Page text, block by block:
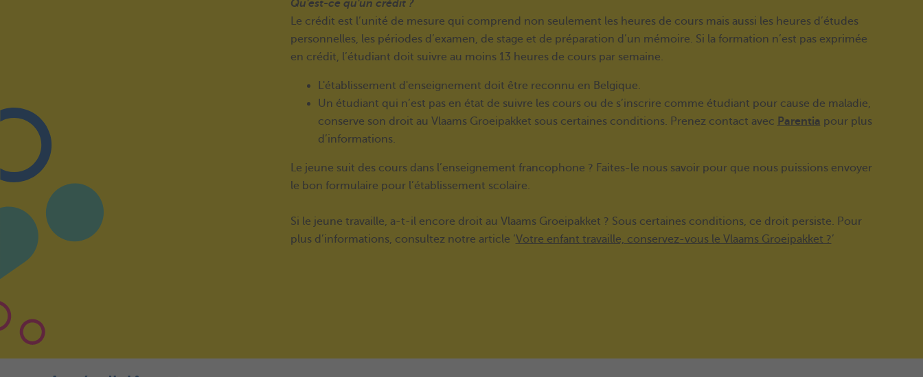
Qu'est-ce qu'un crédit ?
Le crédit est l’unité de mesure qui comprend non seulement les heures de cours mais aussi les heures d’études
personnelles, les périodes d’examen, de stage et de préparation d’un mémoire. Si la formation n’est pas exprimée
en crédit, l’étudiant doit suivre au moins 13 heures de cours par semaine.
L'établissement d'enseignement doit être reconnu en Belgique.
Un étudiant qui n’est pas en état de suivre les cours ou de s’inscrire comme étudiant pour cause de maladie,
conserve son droit au Vlaams Groeipakket sous certaines conditions. Prenez contact avec Parentia pour plus
d’informations.
Le jeune suit des cours dans l’enseignement francophone ? Faites-le nous savoir pour que nous puissions envoyer
le bon formulaire pour l’établissement scolaire.
Si le jeune travaille, a-t-il encore droit au Vlaams Groeipakket ? Sous certaines conditions, ce droit persiste. Pour
plus d’informations, consultez notre article ‘Votre enfant travaille, conservez-vous le Vlaams Groeipakket ?’